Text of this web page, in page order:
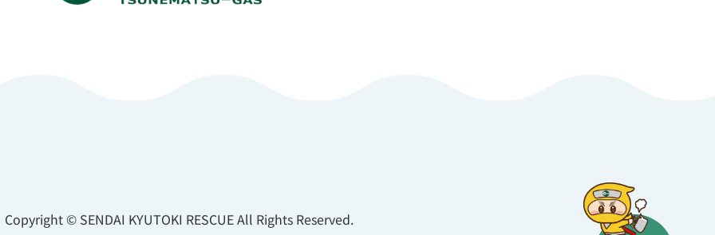
Copyright © SENDAI KYUTOKI RESCUE All Rights Reserved.